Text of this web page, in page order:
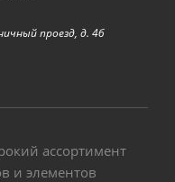
проезд, д. 4б
ассортимент
и элементов